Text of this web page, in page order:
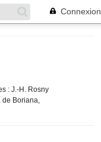
Connexion
: J.-H. Rosny
de Boriana,